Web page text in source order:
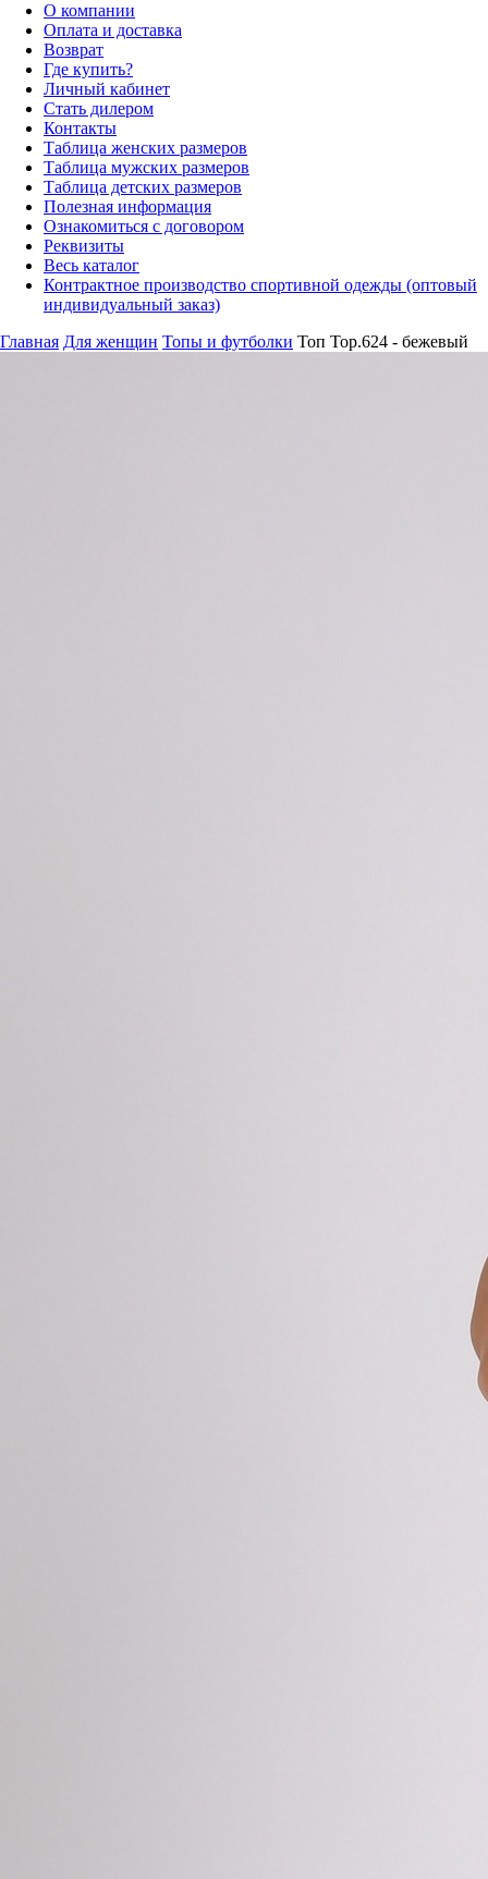
О компании
Оплата и доставка
Возврат
Где купить?
Личный кабинет
Стать дилером
Контакты
Таблица женских размеров
Таблица мужских размеров
Таблица детских размеров
Полезная информация
Ознакомиться с договором
Реквизиты
Весь каталог
Контрактное производство спортивной одежды (оптовый
индивидуальный заказ)
Главная Для женщин Топы и футболки Топ Top.624 - бежевый